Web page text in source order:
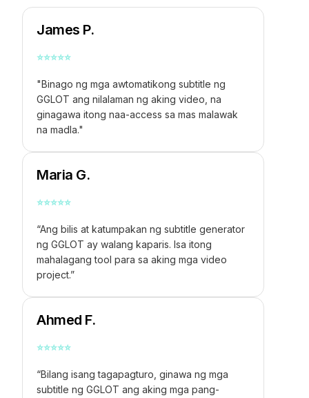
James P.
⭐⭐⭐⭐⭐
"Binago ng mga awtomatikong subtitle ng
GGLOT ang nilalaman ng aking video, na
ginagawa itong naa-access sa mas malawak
na madla."
Maria G.
⭐⭐⭐⭐⭐
“Ang bilis at katumpakan ng subtitle generator
ng GGLOT ay walang kaparis. Isa itong
mahalagang tool para sa aking mga video
project.”
Ahmed F.
⭐⭐⭐⭐⭐
“Bilang isang tagapagturo, ginawa ng mga
subtitle ng GGLOT ang aking mga pang-